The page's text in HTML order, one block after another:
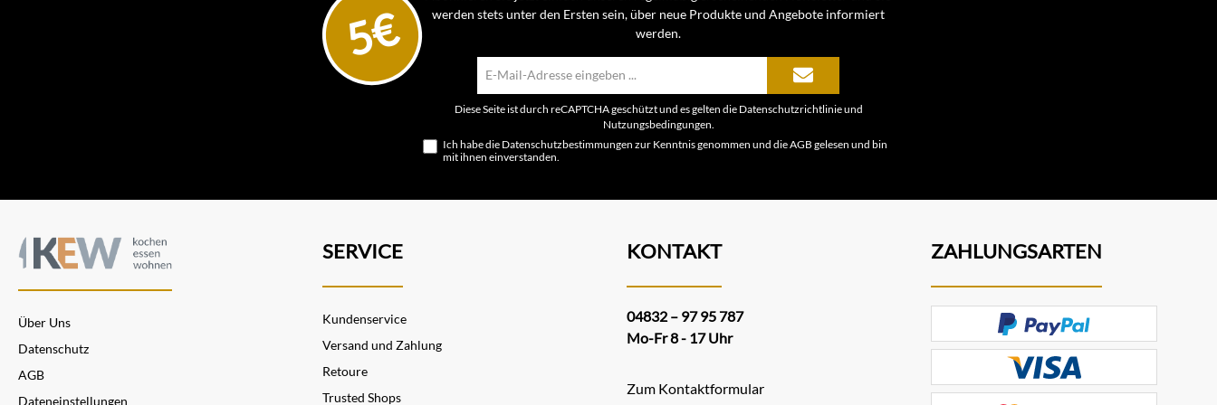
5€
werden stets unter den Ersten sein, über neue Produkte und Angebote informiert
werden.
Mail-
Adresse*
Diese Seite ist durch reCAPTCHA geschützt und es gelten die Datenschutzrichtlinieund
Nutzungsbedingungen
Ich habe die Datenschutzbestimmungen zur Kenntnis genommen und dieAGB gelesen und bin
mit ihnen einverstanden.
Über Uns
Datenschutz
AGB
Dateneinstellungen
SERVICE
Kundenservice
Versand und Zahlung
Retoure
Trusted Shops
KONTAKT
04832 – 97 95 787
Mo-Fr 8 - 17 Uhr
Zum Kontaktformular
ZAHLUNGSARTEN